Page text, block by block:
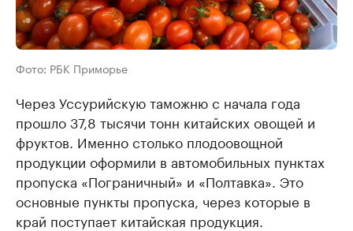
Фото: РБК Приморье
Через Уссурийскую таможню с начала года
прошло 37,8 тысячи тонн китайских овощей и
фруктов. Именно столько плодоовощной
продукции оформили в автомобильных пунктах
пропуска «Пограничный» и «Полтавка». Это
основные пункты пропуска, через которые в
край поступает китайская продукция.